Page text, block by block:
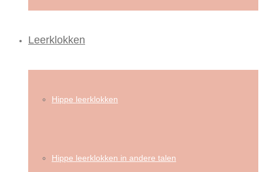
Leerklokken
Hippe leerklokken
Hippe leerklokken in andere talen